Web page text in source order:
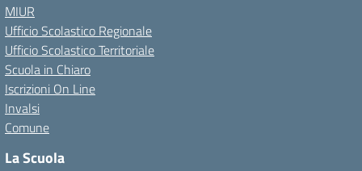
MIUR
Ufficio Scolastico Regionale
Ufficio Scolastico Territoriale
Scuola in Chiaro
Iscrizioni On Line
Invalsi
Comune
La Scuola